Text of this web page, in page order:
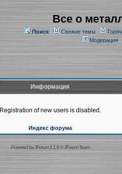
Все о
Поиск Свежие темы
Модерация
Информация
Registration of new users is disabled.
Индекс форума
Powered byJForum 2.1.9©JForum Team